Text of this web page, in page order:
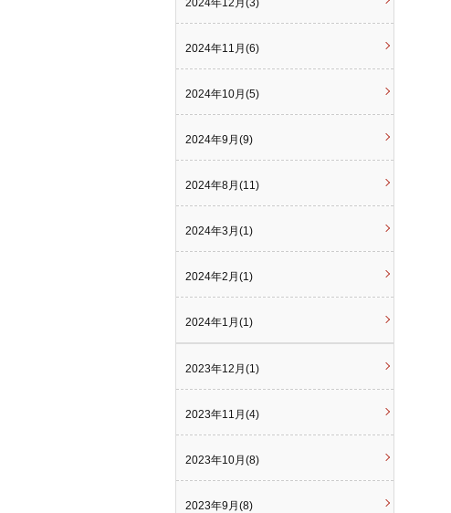
2024年12月(3)
2024年11月(6)
2024年10月(5)
2024年9月(9)
2024年8月(11)
2024年3月(1)
2024年2月(1)
2024年1月(1)
2023年12月(1)
2023年11月(4)
2023年10月(8)
2023年9月(8)